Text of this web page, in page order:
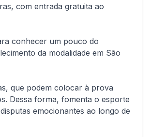
com entrada gratuita ao
conhecer um pouco do
da modalidade em São
que podem colocar à prova
Dessa forma, fomenta o esporte
emocionantes ao longo de